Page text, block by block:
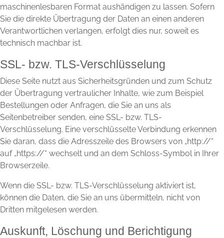
maschinenlesbaren Format aushändigen zu lassen. Sofern
Sie die direkte Übertragung der Daten an einen anderen
Verantwortlichen verlangen, erfolgt dies nur, soweit es
technisch machbar ist.
SSL- bzw. TLS-Verschlüsselung
Diese Seite nutzt aus Sicherheitsgründen und zum Schutz
der Übertragung vertraulicher Inhalte, wie zum Beispiel
Bestellungen oder Anfragen, die Sie an uns als
Seitenbetreiber senden, eine SSL- bzw. TLS-
Verschlüsselung. Eine verschlüsselte Verbindung erkennen
Sie daran, dass die Adresszeile des Browsers von „http://“
auf „https://“ wechselt und an dem Schloss-Symbol in Ihrer
Browserzeile.
Wenn die SSL- bzw. TLS-Verschlüsselung aktiviert ist,
können die Daten, die Sie an uns übermitteln, nicht von
Dritten mitgelesen werden.
Auskunft, Löschung und Berichtigung